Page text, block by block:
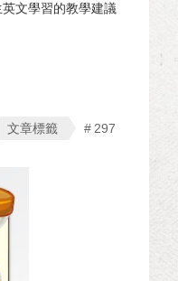
文學習的教學建議
文章標籤 297